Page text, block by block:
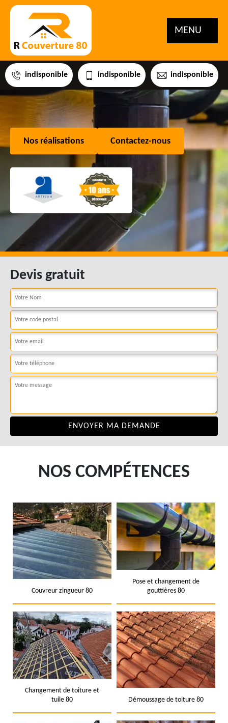
MENU
indisponible indisponible indisponible
Nos réalisations Contactez-nous
Devis gratuit
NOS COMPÉTENCES
Couvreur zingueur 80
Pose et changement de
gouttières 80
Changement de toiture et
tuile 80
Démoussage de toiture 80